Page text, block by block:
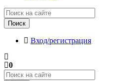
Поиск
Вход/регистрация
0